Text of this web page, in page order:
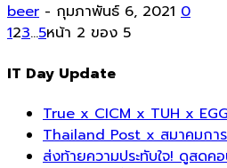
beer - กุมภาพันธ์ 6, 2021 0
123...5หน้า 2 ของ 5
IT Day Update
True x CICM x TUH x
Thailand Post x สมาคมกา
ส่งท้ายความประทับใจ! ดูสดค